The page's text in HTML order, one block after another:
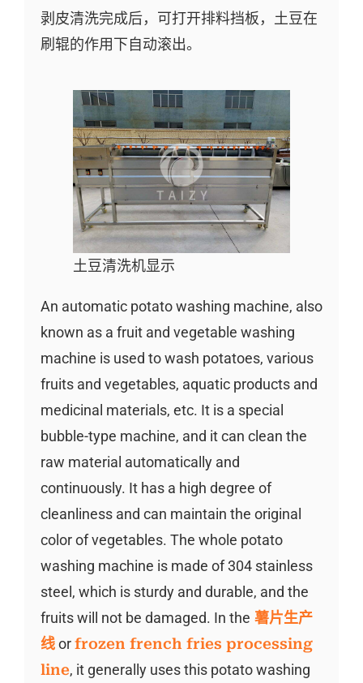
剥皮清洗完成后，可打开排料挡板，土豆在
刷辊的作用下自动滚出。
土豆清洗机显示
An automatic potato washing machine, also
known as a fruit and vegetable washing
machine is used to wash potatoes, various
fruits and vegetables, aquatic products and
medicinal materials, etc. It is a special
bubble-type machine, and it can clean the
raw material automatically and
continuously. It has a high degree of
cleanliness and can maintain the original
color of vegetables. The whole potato
washing machine is made of 304 stainless
steel, which is sturdy and durable, and the
fruits will not be damaged. In the 薯片生产
线orfrozen french fries processing
line, it generally uses this potato washing